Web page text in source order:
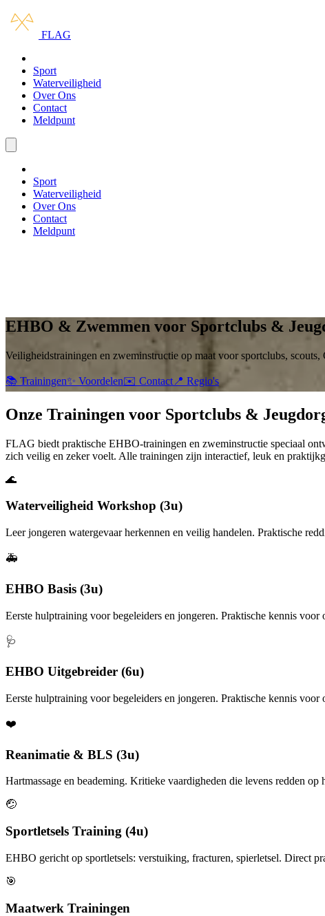
Ga naar hoofdinhoud
Ga naar navigatie
FLAG
Sport
Waterveiligheid
Over Ons
Contact
Meldpunt
Menu openen/sluiten
Sport
Waterveiligheid
Over Ons
Contact
Meldpunt
EHBO & Zwemmen voor Sportclubs &
Veiligheidstrainingen en zweminstructie op maat voor sportclubs,
📚 Trainingen✨ Voordelen✉️ Contact 📍 Regio's
Onze Trainingen voor Sportclubs &
FLAG biedt praktische EHBO-trainingen en zweminstructie speciaal
zich veilig en zeker voelt. Alle trainingen zijn interactief, leuk en
🌊
Waterveiligheid Workshop (3u)
Leer jongeren watergevaar herkennen en veilig handelen. Praktische
🚑
EHBO Basis (3u)
Eerste hulptraining voor begeleiders en jongeren. Praktische kennis voor
🩺
EHBO Uitgebreider (6u)
Eerste hulptraining voor begeleiders en jongeren. Praktische kennis voor
❤️
Reanimatie & BLS (3u)
Hartmassage en beademing. Kritieke vaardigheden die levens redden op
🤕
Sportletsels Training (4u)
EHBO gericht op sportletsels: verstuiking, fracturen, spierletsel. Direct
🎯
Maatwerk Trainingen